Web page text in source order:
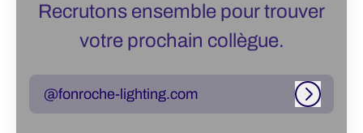
Recrutons ensemble pour trouver
votre prochain collègue.
@fonroche-lighting.com